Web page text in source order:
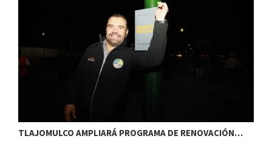
TLAJOMULCO AMPLIARÁ PROGRAMA DE RENOVACIÓN…